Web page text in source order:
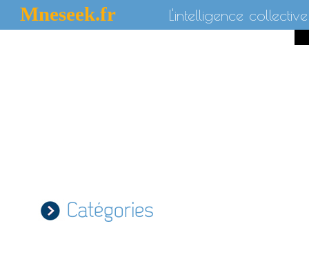
Mneseek.fr L'intelligence collective
Catégories